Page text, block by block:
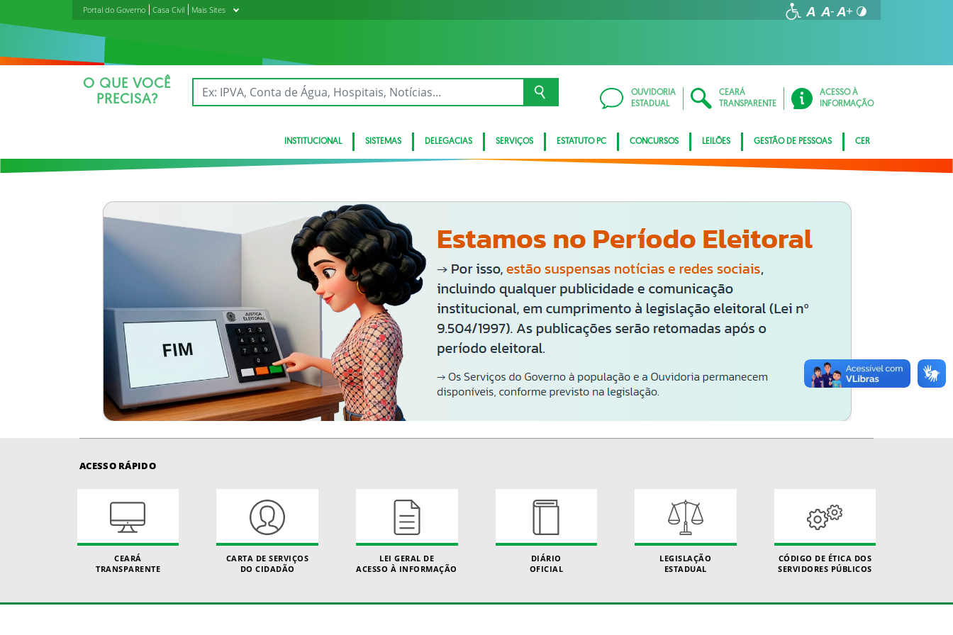
Portal do Governo Casa Civil Mais Sites
O QUE VOCÊ
PRECISA?
OUVIDORIA
ESTADUAL
CEARÁ
TRANSPARENTE
ACESSO À
INFORMAÇÃO
INSTITUCIONAL SISTEMAS DELEGACIAS SERVIÇOS ESTATUTO PC CONCURSOS LEILÕES GESTÃO DE PESSOAS CER
ACESSO RÁPIDO
CEARÁ
TRANSPARENTE
CARTA DE SERVIÇOS
DO CIDADÃO
LEI GERAL DE
ACESSO À INFORMAÇÃO
DIÁRIO
OFICIAL
LEGISLAÇÃO
ESTADUAL
CÓDIGO DE ÉTICA DOS
SERVIDORES PÚBLICOS